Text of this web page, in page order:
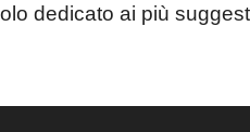
dedicato ai più